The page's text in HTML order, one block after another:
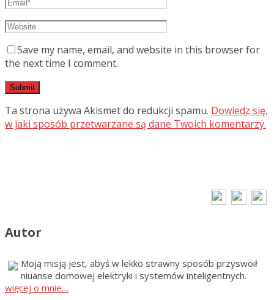
Save my name, email, and website in this browser for
the next time I comment.
Ta strona używa Akismet do redukcji spamu. Dowiedz się,
w jaki sposób przetwarzane są dane Twoich komentarzy.
Autor
Moją misją jest, abyś w lekko strawny sposób przyswoił
niuanse domowej elektryki i systemów inteligentnych.
więcej o mnie…